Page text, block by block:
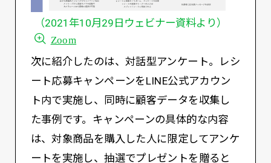
（2021年10月29日ウェビナー資料より）
Zoom
次に紹介したのは、対話型アンケート。レシ
ート応募キャンペーンをLINE公式アカウン
ト内で実施し、同時に顧客データを収集し
た事例です。キャンペーンの具体的な内容
は、対象商品を購入した人に限定してアンケ
ートを実施し、抽選でプレゼントを贈ると